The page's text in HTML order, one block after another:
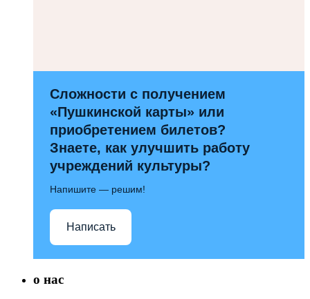
Сложности с получением
«Пушкинской карты» или
приобретением билетов?
Знаете, как улучшить работу
учреждений культуры?
Напишите — решим!
Написать
о нас